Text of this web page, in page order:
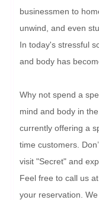
businessmen to
unwind, and even
In today's stressful
and body has
Why not spend a
mind and body in
currently offering a
time customers.
visit "Secret" and
Feel free to call us
your reservation.